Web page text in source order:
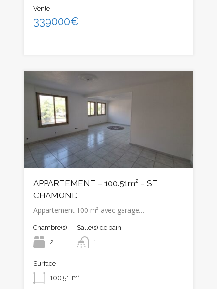
Vente
339000€
APPARTEMENT – 100.51m² – ST
CHAMOND
Appartement 100 m² avec garage…
Chambre(s)
2
Salle(s) de bain
1
Surface
100.51 m²